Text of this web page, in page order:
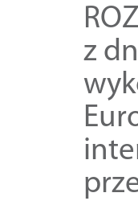
z